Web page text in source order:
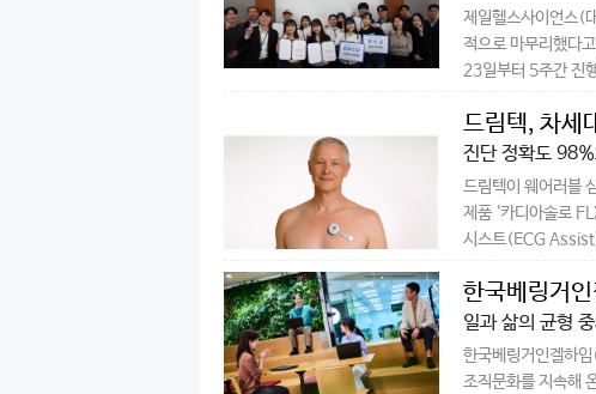
제일헬스사이언스(
적으로 마무리했다
23일부터 5주간 진
드림텍, 차세
진단 정확도
드림텍이 웨어러블
제품 ‘카디아솔로
시스트(ECG
한국베링거
일과 삶의 균형
한국베링거인겔하
조직문화를 지속해